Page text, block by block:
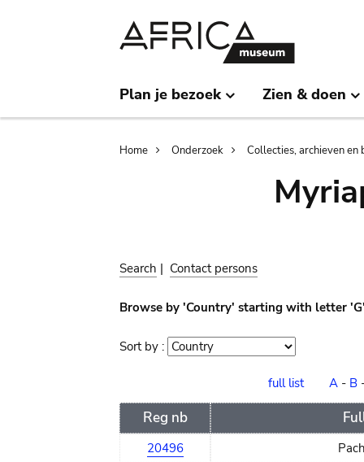
Plan je bezoek Zien & doen
Breadcrumb
Home Onderzoek Collecties, archieven en
Search | Contact persons
Browse by 'Country' starting with letter
Sort by : Sort
full list
A - B
Reg nb
20496